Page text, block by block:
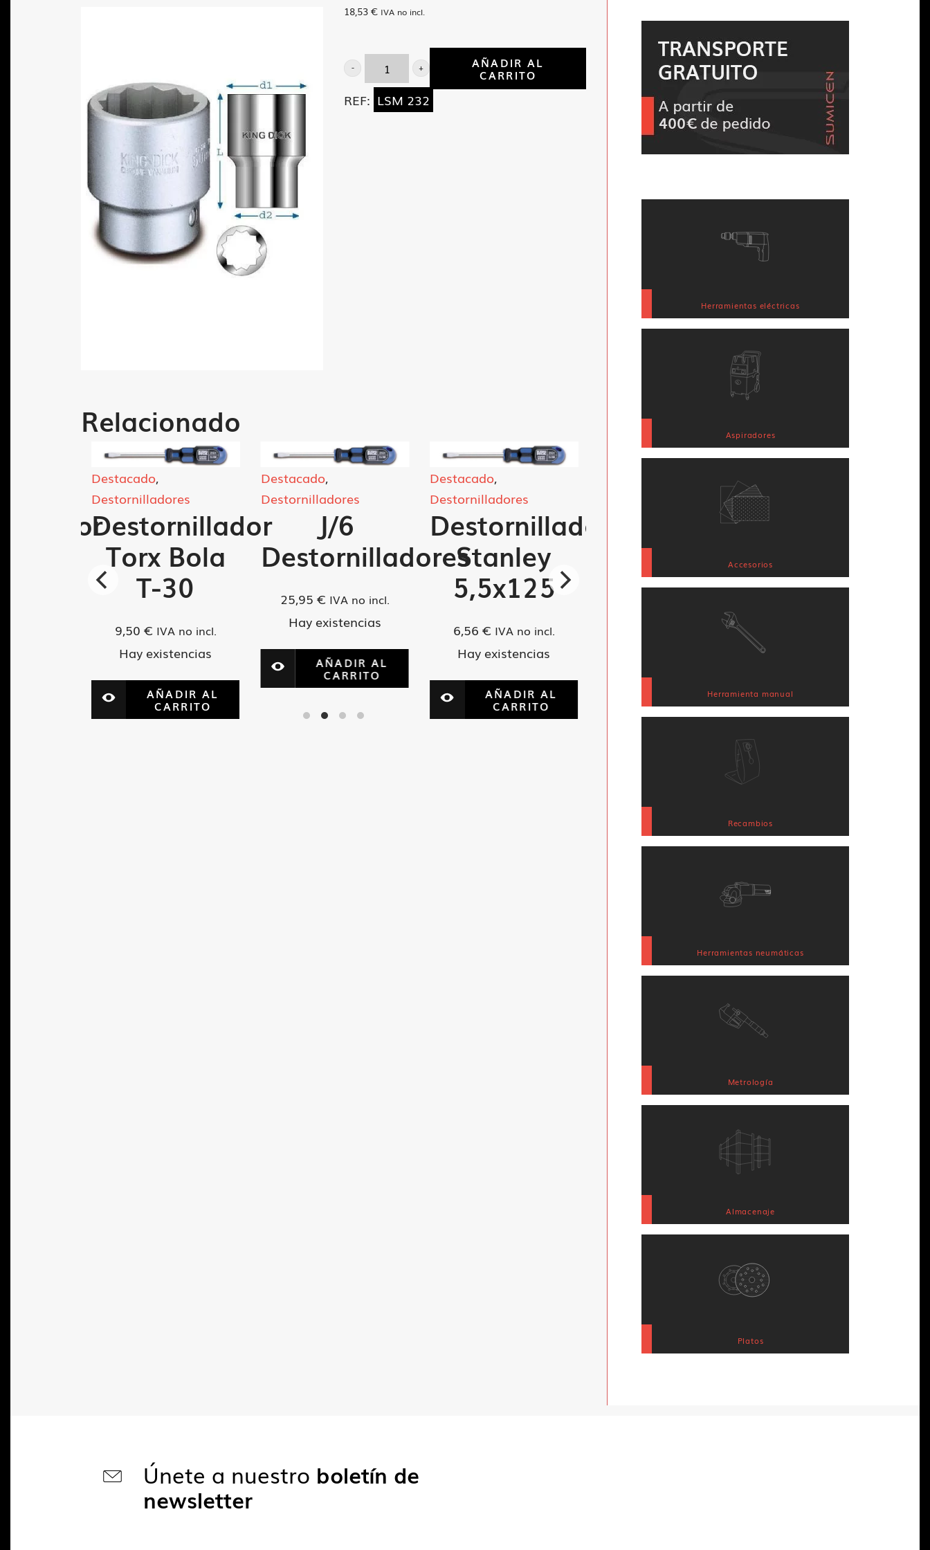
18,53 € IVA no incl.
Llave
vaso
AÑADIR AL
CARRITO
REF: LSM 232
Relacionado
Destacado,
Destornilladores
Destornillador
Torx Bola
T-30
9,50 € IVA no incl.
Hay existencias
AÑADIR AL
CARRITO
Destacado,
Destornilladores
J/6
Destornilladores
25,95 € IVA no incl.
Hay existencias
AÑADIR AL
CARRITO
Destacado,
Destornilladores
Destornillador
Stanley
5,5x125
6,56 € IVA no incl.
Hay existencias
AÑADIR AL
CARRITO
Herramientas eléctricas
Aspiradores
Accesorios
Herramienta manual
Recambios
Herramientas neumáticas
Metrología
Almacenaje
Platos
Únete a nuestro boletín de
newsletter